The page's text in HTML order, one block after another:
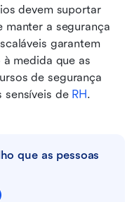
devem suportar
manter a segurança
garantem
medida que as
de segurança
de RH.
que as pessoas